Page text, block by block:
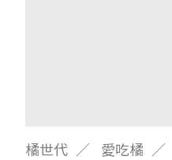
橘世代 愛吃橘